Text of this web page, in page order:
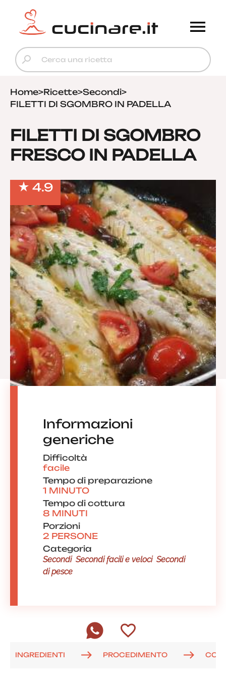
Home>Ricette>Secondi>
FILETTI DI SGOMBRO IN PADELLA
FILETTI DI SGOMBRO
FRESCO IN PADELLA
4.9
Informazioni
generiche
Difficoltà
facile
Tempo di preparazione
1 MINUTO
Tempo di cottura
8 MINUTI
Porzioni
2 PERSONE
Categoria
Secondi Secondi facili e veloci Secondi
di pesce
INGREDIENTI PROCEDIMENTO